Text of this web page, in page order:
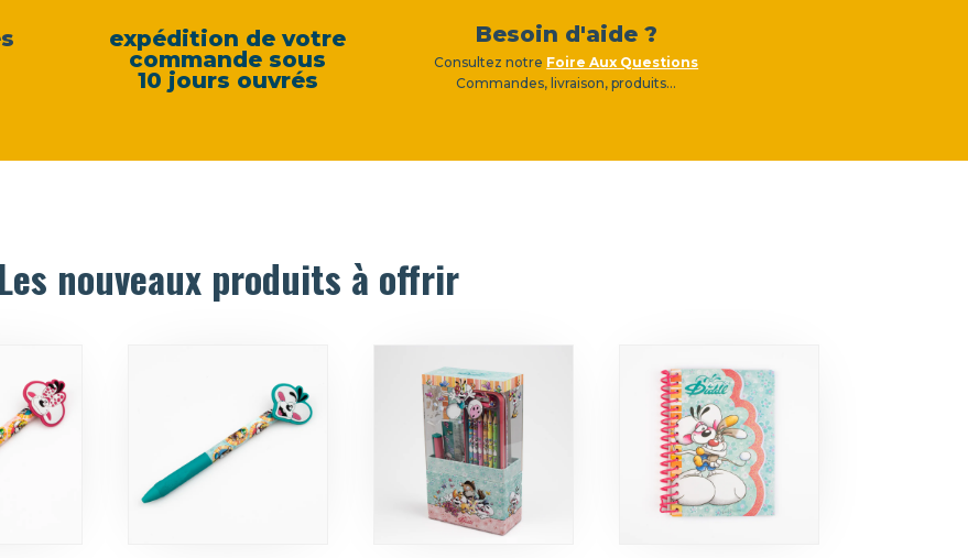
expédition de votre
commande sous
10 jours ouvrés
Besoin d'aide ?
Consultez notre Foire Aux Questions
Commandes, livraison, produits...
Les nouveaux produits à offrir